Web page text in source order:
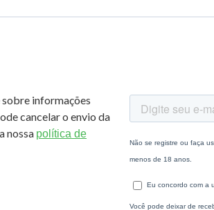
informações
cancelar o envio da
nossa política de